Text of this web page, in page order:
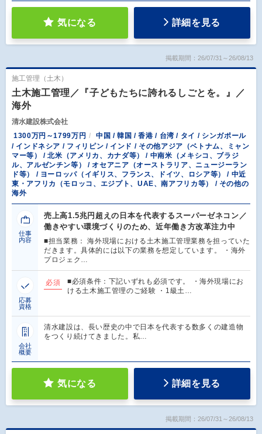
気になる 詳細を見る
掲載期間：26/07/31～26/08/13
施工管理（土木）
土木施工管理／『子どもたちに誇れるしごとを。』／
海外
清水建設株式会社
1300万円～1799万円
中国 / 韓国 / 香港 / 台湾 / タイ / シンガポール
/ インドネシア / フィリピン / インド / その他アジア（ベトナム、ミャン
マー等） / 北米（アメリカ、カナダ等） / 中南米（メキシコ、ブラジ
ル、アルゼンチン等） / オセアニア（オーストラリア、ニュージーラン
ド等） / ヨーロッパ（イギリス、フランス、ドイツ、ロシア等） / 中近
東・アフリカ（モロッコ、エジプト、UAE、南アフリカ等） / その他の
海外
仕事
内容
売上高1.5兆円超えの日本を代表するスーパーゼネコン／
働きやすい環境づくりのため、近年働き方改革注力中
■担当業務： 海外現場における土木施工管理業務を担っていた
だきます。具体的には以下の業務を想定しています。 ・海外
プロジェク…
応募
資格
必須
■必須条件：下記いずれも必須です。 ・海外現場にお
ける土木施工管理のご経験 ・1級土…
会社
概要
清水建設は、長い歴史の中で日本を代表する数多くの建造物
をつくり続けてきました。私…
気になる 詳細を見る
掲載期間：26/07/31～26/08/13